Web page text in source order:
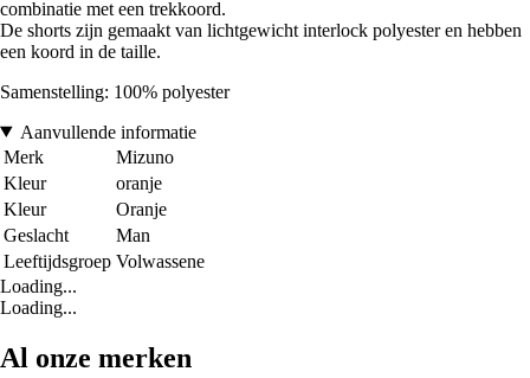
combinatie met een trekkoord.
De shorts zijn gemaakt van lichtgewicht interlock polyester en hebben
een koord in de taille.
Samenstelling: 100% polyester
Aanvullende informatie
Merk
Mizuno
Kleur
oranje
Kleur
Oranje
Geslacht
Man
Leeftijdsgroep Volwassene
Loading...
Loading...
Al onze merken